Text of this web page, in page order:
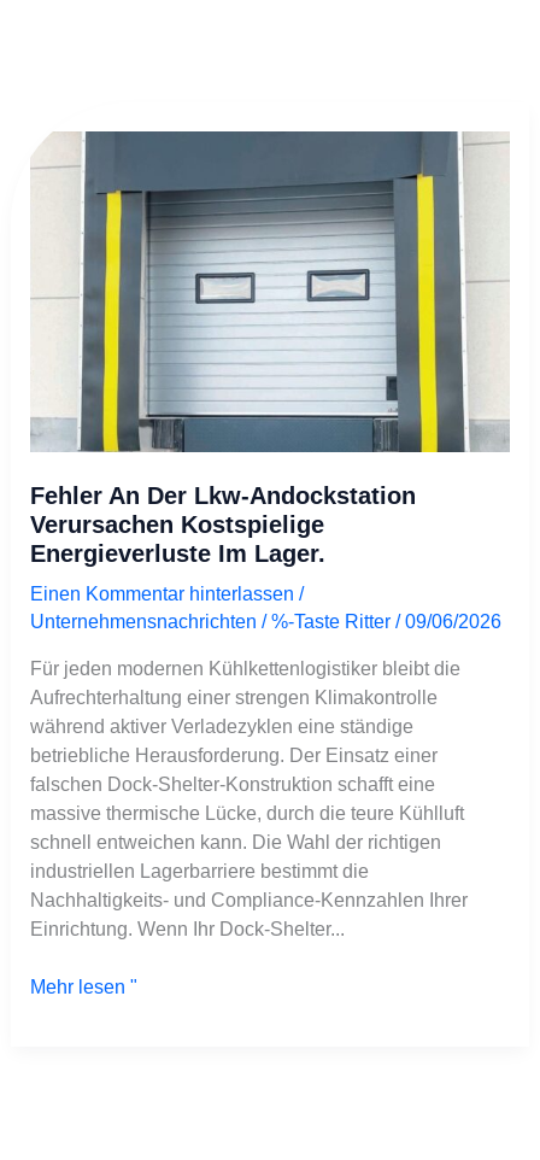
Fehler An Der Lkw-Andockstation
Verursachen Kostspielige
Energieverluste Im Lager.
Einen Kommentar hinterlassen /
Unternehmensnachrichten / %-Taste Ritter /09/06/2026
Für jeden modernen Kühlkettenlogistiker bleibt die
Aufrechterhaltung einer strengen Klimakontrolle
während aktiver Verladezyklen eine ständige
betriebliche Herausforderung. Der Einsatz einer
falschen Dock-Shelter-Konstruktion schafft eine
massive thermische Lücke, durch die teure Kühlluft
schnell entweichen kann. Die Wahl der richtigen
industriellen Lagerbarriere bestimmt die
Nachhaltigkeits- und Compliance-Kennzahlen Ihrer
Einrichtung. Wenn Ihr Dock-Shelter...
an
der
Andockstation
verursachen
kostspielige
Energieverluste
Lager.
Mehr lesen "